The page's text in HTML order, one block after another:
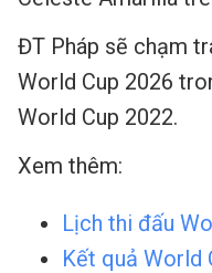
ĐT Pháp sẽ chạm
World Cup 2026
World Cup 2022.
Xem thêm:
Lịch thi đấu
Kết quả World